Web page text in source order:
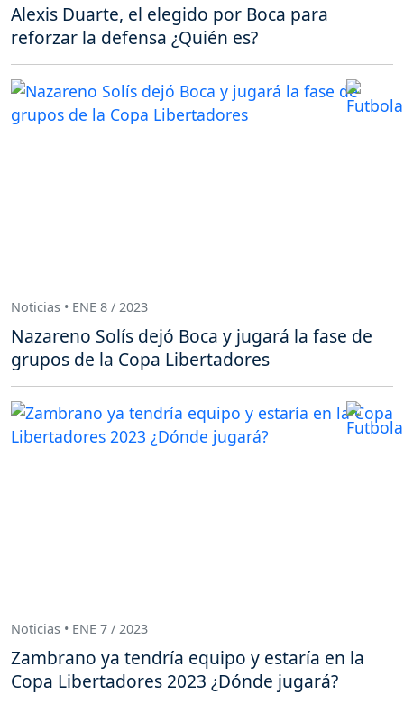
Alexis Duarte, el elegido por Boca para
reforzar la defensa ¿Quién es?
Noticias • ENE 8 / 2023
Nazareno Solís dejó Boca y jugará la fase de
grupos de la Copa Libertadores
Noticias • ENE 7 / 2023
Zambrano ya tendría equipo y estaría en la
Copa Libertadores 2023 ¿Dónde jugará?